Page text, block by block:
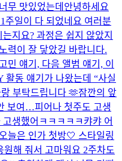
무 맛있었는데 안녕하세요
주일이 다 되었네요 여러분
지요? 과정은 쉽지 않았지
력이 잘 닿았길 바랍니다.
민 얘기, 다음 앨범 얘기, 이
활동 얘기가 나왔는데 “사실
부탁드립니다 🫶잠깐의 앞
보여…피어나 첫주도 고생
생했어ㅋㅋㅋㅋㅋ캬캬 어
늘은 인가 첫방🤍​ 스타일링
해 줘서 고마워요 2주차도